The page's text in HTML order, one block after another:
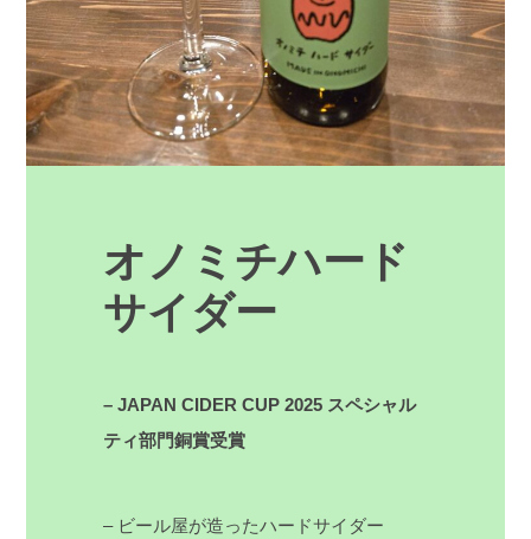
オノミチハード
サイダー
– JAPAN CIDER CUP 2025 スペシャル
ティ部門銅賞受賞
– ビール屋が造ったハードサイダー